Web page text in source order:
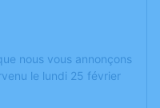
nous vous annonçons
le lundi 25 février